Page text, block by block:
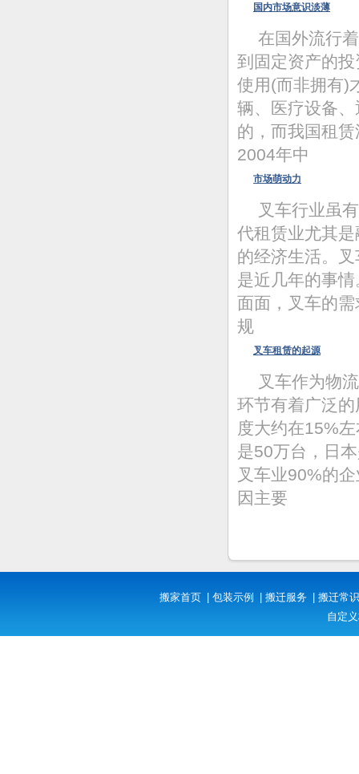
国内市场意识淡薄
在国外流行
到固定资产的
使用(而非拥有)
辆、医疗设备
的，而我国租
2004年中
市场萌动力
叉车行业虽
代租赁业尤其
的经济生活。
是近几年的事
面面，叉车的
规
叉车租赁的起源
叉车作为物
环节有着广泛
度大约在15%
是50万台，日
叉车业90%的
因主要
搬家首页 包装示例 搬迁服务
搬迁常识
自定